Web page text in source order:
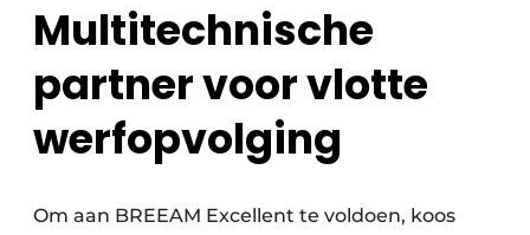
Multitechnische
partner voor vlotte
werfopvolging
Om aan BREEAM Excellent te voldoen, koos